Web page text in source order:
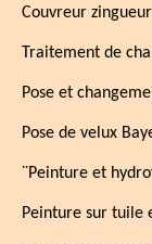
Couvreur
Traitement de
Pose et
Pose de velux
¨Peinture et
Peinture sur tuile